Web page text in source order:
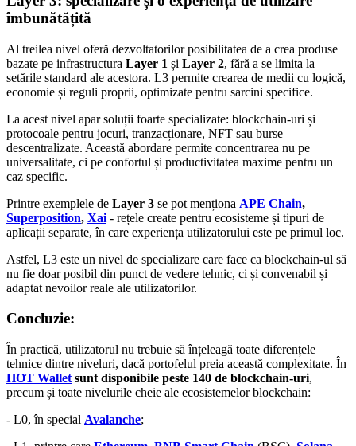
îmbunătățită
Al treilea nivel oferă dezvoltatorilor posibilitatea de a crea produse
bazate pe infrastructura Layer 1 și Layer 2, fără a se limita la
setările standard ale acestora. L3 permite crearea de medii cu logică,
economie și reguli proprii, optimizate pentru sarcini specifice.
La acest nivel apar soluții foarte specializate: blockchain-uri și
protocoale pentru jocuri, tranzacționare, NFT sau burse
descentralizate. Această abordare permite concentrarea nu pe
universalitate, ci pe confortul și productivitatea maxime pentru un
caz specific.
Printre exemplele de Layer 3 se pot menționa APE Chain,
Superposition, Xai - rețele create pentru ecosisteme și tipuri de
aplicații separate, în care experiența utilizatorului este pe primul loc.
Astfel, L3 este un nivel de specializare care face ca blockchain-ul să
nu fie doar posibil din punct de vedere tehnic, ci și convenabil și
adaptat nevoilor reale ale utilizatorilor.
Concluzie:
În practică, utilizatorul nu trebuie să înțeleagă toate diferențele
tehnice dintre niveluri, dacă portofelul preia această complexitate. În
HOT Wallet sunt disponibile peste 140 de blockchain-uri,
precum și toate nivelurile cheie ale ecosistemelor blockchain:
- L0, în special Avalanche;